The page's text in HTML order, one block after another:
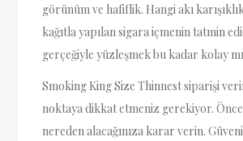
görünüm ve hafiflik. Hangi akı
kağıtla yapılan sigara içmenin tatmin
gerçeğiyle yüzleşmek bu kadar kolay
Smoking King Size Thinnest siparişi
noktaya dikkat etmeniz gerekiyor.
nereden alacağınıza karar verin.